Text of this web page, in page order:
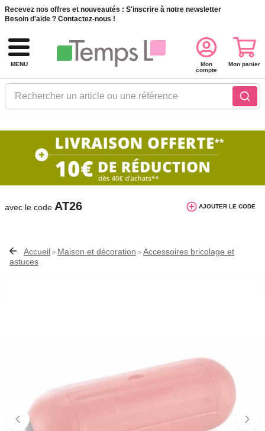
Recevez nos offres et nouveautés : S'inscrire à notre newsletter
Besoin d'aide ? Contactez-nous !
MENU
Rechercher un article ou une référence
Mon
compte
Mon panier
10€ de réduction dès 40€ d'achat. Offre
valable du 03/08/2026 au 12/08/2026.
avec le code AT26 AJOUTER LE CODE
Accueil > Maison et décoration > Accessoires bricolage et
astuces